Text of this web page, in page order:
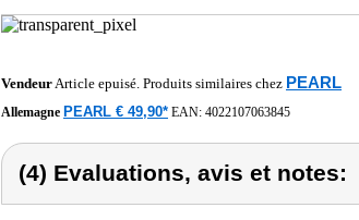
VendeurArticle epuisé. Produits similaires chez PEARL
Allemagne PEARL € 49,90* EAN: 4022107063845
(4) Evaluations, avis et notes: